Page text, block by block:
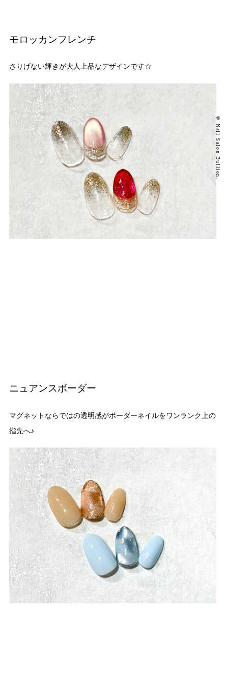
モロッカンフレンチ
さりげない輝きが大人上品なデザインです☆
ニュアンスボーダー
マグネットならではの透明感がボーダーネイルをワンランク上の
指先へ♪
© Nail Salon Bullion.